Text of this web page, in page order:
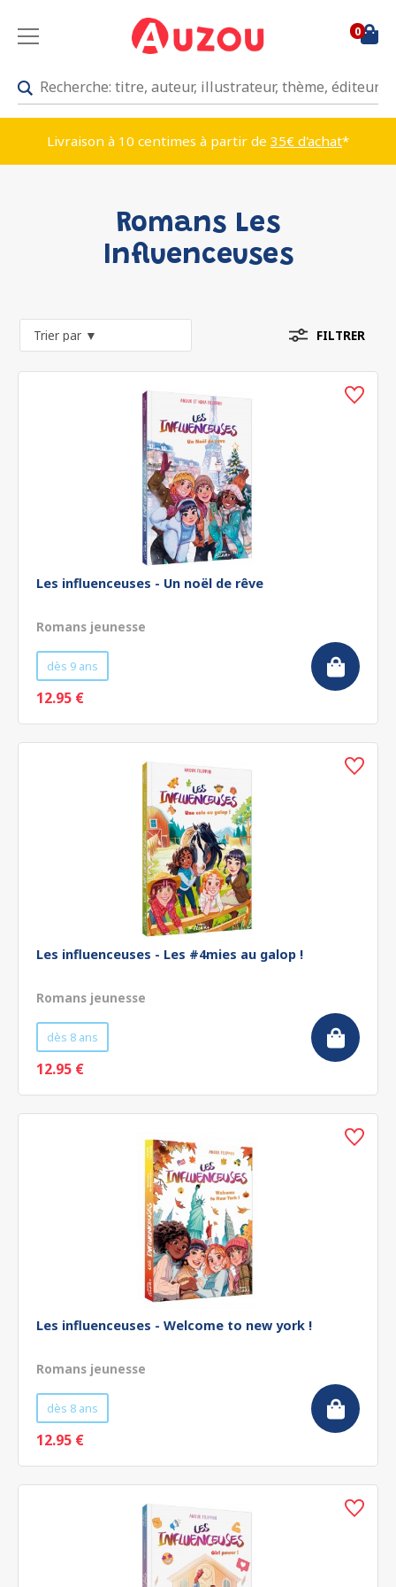
0
Livraison à 10 centimes à partir de 35€ d'achat*
Romans Les
Influenceuses
FILTRER
Les influenceuses - Un noël de rêve
Romans jeunesse
dès 9 ans
12.95 €
Les influenceuses - Les #4mies au galop !
Romans jeunesse
dès 8 ans
12.95 €
Les influenceuses - Welcome to new york !
Romans jeunesse
dès 8 ans
12.95 €